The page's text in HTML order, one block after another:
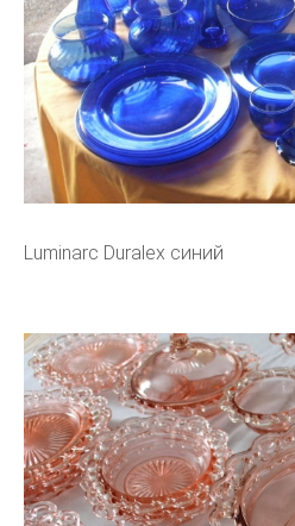
Luminarc Duralex синий